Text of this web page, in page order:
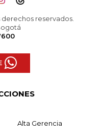
derechos reservados.
Alta Gerencia